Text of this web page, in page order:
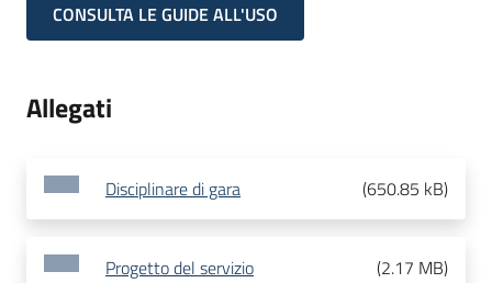
CONSULTA LE GUIDE ALL'USO
Allegati
Disciplinare di gara (650.85 kB)
Progetto del servizio (2.17 MB)